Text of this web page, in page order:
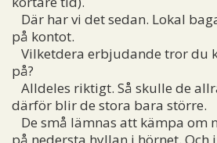
Där har vi det sedan. Lokal
på kontot.
Vilketdera erbjudande tror du
på?
Alldeles riktigt. Så skulle de
därför blir de stora bara större.
De små lämnas att kämpa om
på nedersta hyllan i hörnet.